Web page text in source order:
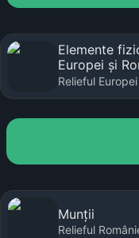
Elemente
Europei și
Relieful Europei
Munții
Relieful